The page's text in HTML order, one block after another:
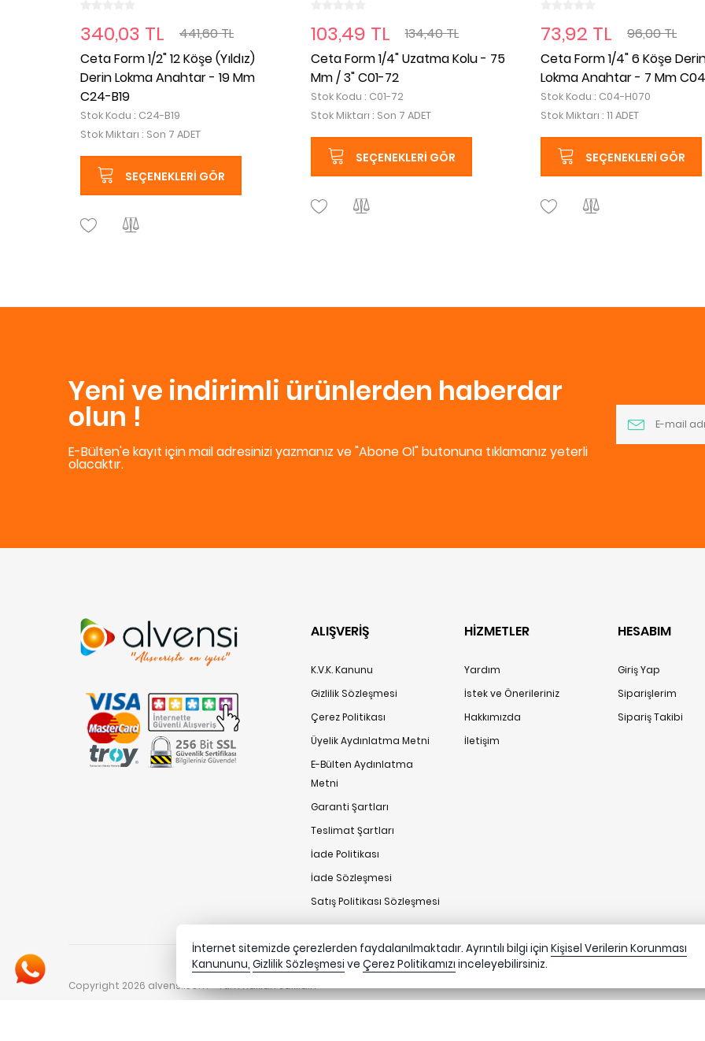
340,03 TL
441,60 TL
Ceta Form 1/2" 12 Köşe (Yıldız)
Derin Lokma Anahtar - 19 Mm
C24-B19
Stok Kodu : C24-B19
Stok Miktarı : Son 7 ADET
SEÇENEKLERI GÖR
103,49 TL
134,40 TL
Ceta Form 1/4" Uzatma Kolu - 75
Mm / 3" C01-72
Stok Kodu : C01-72
Stok Miktarı : Son 7 ADET
SEÇENEKLERI GÖR
73,92 TL
96,00 TL
Ceta Form 1/4" 6 Köşe
Lokma Anahtar - 7 Mm
Stok Kodu : C04-H070
Stok Miktarı : 11 ADET
SEÇENEKLERI GÖR
Yeni ve indirimli ürünlerden haberdar
olun !
E-Bülten'e kayıt için mail adresinizi yazmanız ve "Abone Ol" butonuna tıklamanız yeterli
olacaktır.
ALIŞVERİŞ
K.V.K. Kanunu
Gizlilik Sözleşmesi
Çerez Politikası
Üyelik Aydınlatma Metni
E-Bülten Aydınlatma
Metni
Garanti Şartları
Teslimat Şartları
İade Politikası
İade Sözleşmesi
Satış Politikası Sözleşmesi
HİZMETLER
Yardım
İstek ve Önerileriniz
Hakkımızda
İletişim
HESABIM
Giriş Yap
Siparişlerim
Sipariş Takibi
Copyright 2026 alvensi.com - Tüm hakları saklıdır.
İnternet sitemizde çerezlerden faydalanılmaktadır. Ayrıntılı bilgi için Kişisel Verilerin Korunması
Kanununu, Gizlilik Sözleşmesi ve Çerez Politikamızı inceleyebilirsiniz.